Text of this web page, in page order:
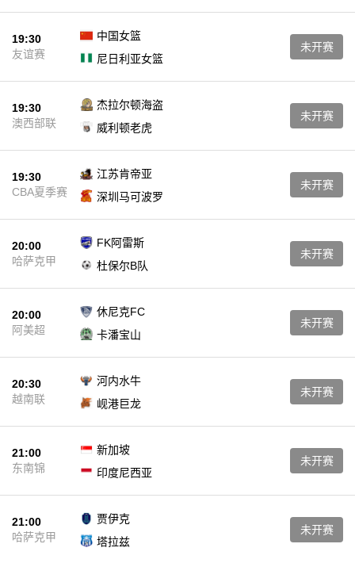
19:30
友谊赛
中国女篮
尼日利亚女篮
未开赛
19:30
澳西部联
杰拉尔顿海盗
威利顿老虎
未开赛
19:30
CBA夏季赛
江苏肯帝亚
深圳马可波罗
未开赛
20:00
哈萨克甲
FK阿雷斯
杜保尔B队
未开赛
20:00
阿美超
休尼克FC
卡潘宝山
未开赛
20:30
越南联
河内水牛
岘港巨龙
未开赛
21:00
东南锦
新加坡
印度尼西亚
未开赛
21:00
哈萨克甲
贾伊克
塔拉兹
未开赛